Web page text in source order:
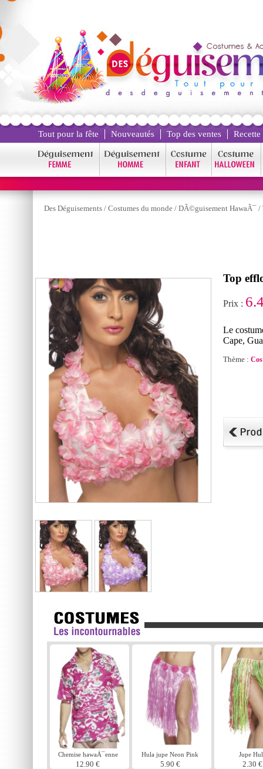
Tout pour la fête Nouveautés Top des ventes
Des Déguisements / Costumes du monde / DÃ©guisement HawaÃ¯ /
Top
Prix :
Le
Cape,
Thème :
Chemise hawaÃ¯enne
rose
12.90 €
Hula jupe Neon Pink
5.90 €
Jupe
2.30 €